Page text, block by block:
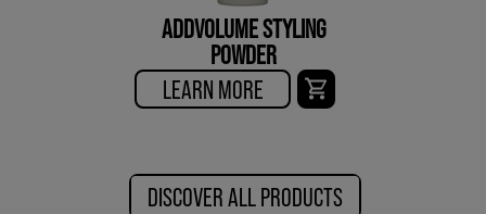
ADDVOLUME STYLING
POWDER
LEARN MORE
DISCOVER ALL PRODUCTS